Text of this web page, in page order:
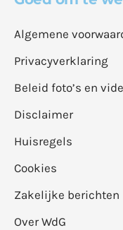
Algemene
Privacyverklaring
Beleid foto’s en
Disclaimer
Huisregels
Cookies
Zakelijke berichten
Over WdG